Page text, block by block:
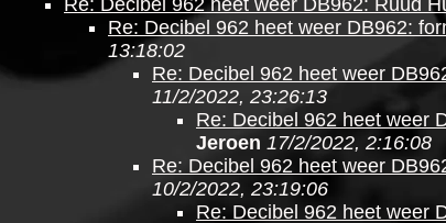
Re: Decibel 962 heet weer DB962: Ruud
Re: Decibel 962 heet weer DB962:
13:18:02
Re: Decibel 962 heet weer
11/2/2022, 23:26:13
Re: Decibel 962 heet weer
Jeroen 17/2/2022, 2:16:08
Re: Decibel 962 heet weer
10/2/2022, 23:19:06
Re: Decibel 962 heet weer